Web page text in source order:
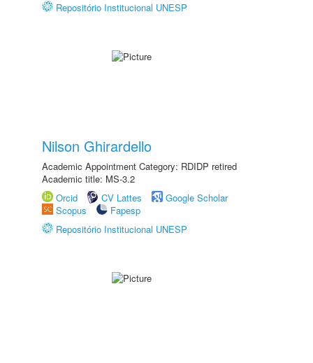
Repositório Institucional UNESP
Nilson Ghirardello
Academic Appointment Category: RDIDP retired
Academic title: MS-3.2
Orcid
CV Lattes
Google Scholar
Scopus
Fapesp
Repositório Institucional UNESP